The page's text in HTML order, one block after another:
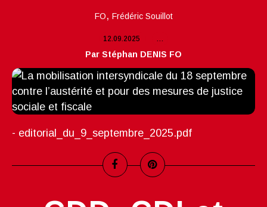
FO, Frédéric Souillot
12.09.2025 …
Par Stéphan DENIS FO
- editorial_du_9_septembre_2025.pdf